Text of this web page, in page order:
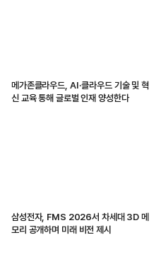
메가존클라우드, AI·클라우드 기술 및 혁
신 교육 통해 글로벌 인재 양성한다
삼성전자, FMS 2026서 차세대 3D 메
모리 공개하며 미래 비전 제시